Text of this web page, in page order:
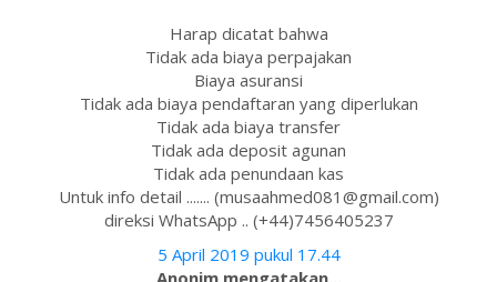
Harap dicatat bahwa
Tidak ada biaya perpajakan
Biaya asuransi
Tidak ada biaya pendaftaran yang diperlukan
Tidak ada biaya transfer
Tidak ada deposit agunan
Tidak ada penundaan kas
Untuk info detail ....... (musaahmed081@gmail.com)
direksi WhatsApp .. (+44)7456405237
5 April 2019 pukul 17.44